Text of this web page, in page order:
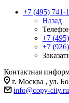
+7 (495) 741-
Назад
+7
+7
Контактная
г. Москва , ул.
info@copy-city.ru